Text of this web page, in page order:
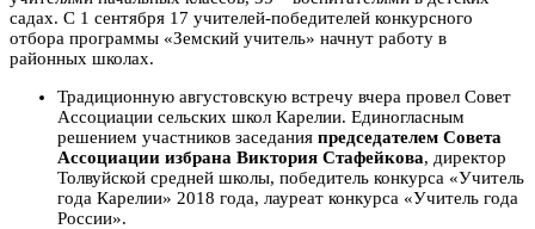
садах. С 1 сентября 17 учителей-победителей конкурсного
отбора программы «Земский учитель» начнут работу в
районных школах.
Традиционную августовскую встречу вчера провел Совет
Ассоциации сельских школ Карелии. Единогласным
решением участников заседания председателем Совета
Ассоциации избрана Виктория Стафейкова, директор
Толвуйской средней школы, победитель конкурса «Учитель
года Карелии» 2018 года, лауреат конкурса «Учитель года
России».